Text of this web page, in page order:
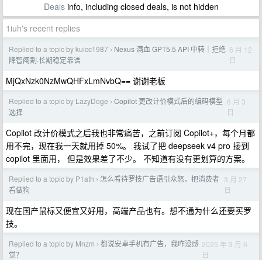
Dealsinfo, including closed deals, is not hidden
1iuh's recent replies
Replied to a topic by kuicc1987 › Nexus 满血 GPT5.5 API 中转｜拒绝
降智阉割·长期稳定靠谱
6 月 12
日
MjQxNzk0NzMwQHFxLmNvbQ== 谢谢老板
Replied to a topic by LazyDoge › Copilot 更改计价模式后的编码模型
选择
6 月 3
日
Copilot 改计价模式之后我也非常痛苦，之前订阅 Copilot+，每个月都
用不完，现在我一天就用掉 50%。 我试了把 deepseek v4 pro 接到
copilot 里面用， 但是效果差了不少。 不知道有没有更划算的方案。
Replied to a topic by P1ath › 怎么看待罗技广告语引众怒，把消费者
看做狗
3 月 27
日
现在国产鼠标又便宜又好用，高端产品也有。想不通为什么还要买罗
技。
Replied to a topic by Mnzm › 都说安卓手机有广告，我咋没感
觉？
2025 年 3 月 6
日